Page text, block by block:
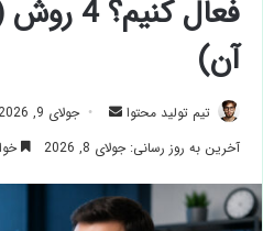
فعال
آن)
تیم تولید محتوا
ارسال
ایمیل
جولای 9, 2026
آخرین به روز رسانی: جولای 8, 2026